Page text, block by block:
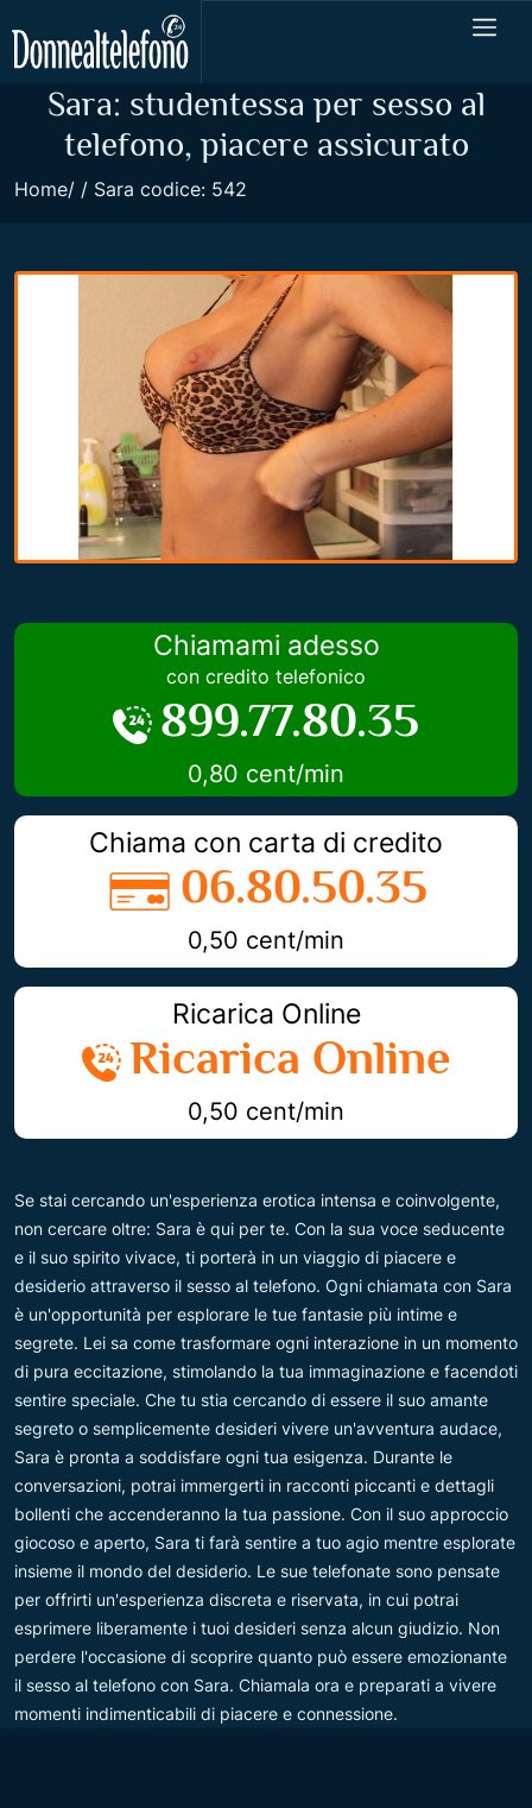
Sara: studentessa per sesso al
telefono, piacere assicurato
Home Sara codice: 542
Chiamami adesso
con credito telefonico
899.77.80.35
0,80 cent/min
Chiama con carta di credito
06.80.50.35
0,50 cent/min
Ricarica Online
Ricarica Online
0,50 cent/min
Se stai cercando un'esperienza erotica intensa e coinvolgente,
non cercare oltre: Sara è qui per te. Con la sua voce seducente
e il suo spirito vivace, ti porterà in un viaggio di piacere e
desiderio attraverso il sesso al telefono. Ogni chiamata con Sara
è un'opportunità per esplorare le tue fantasie più intime e
segrete. Lei sa come trasformare ogni interazione in un momento
di pura eccitazione, stimolando la tua immaginazione e facendoti
sentire speciale. Che tu stia cercando di essere il suo amante
segreto o semplicemente desideri vivere un'avventura audace,
Sara è pronta a soddisfare ogni tua esigenza. Durante le
conversazioni, potrai immergerti in racconti piccanti e dettagli
bollenti che accenderanno la tua passione. Con il suo approccio
giocoso e aperto, Sara ti farà sentire a tuo agio mentre esplorate
insieme il mondo del desiderio. Le sue telefonate sono pensate
per offrirti un'esperienza discreta e riservata, in cui potrai
esprimere liberamente i tuoi desideri senza alcun giudizio. Non
perdere l'occasione di scoprire quanto può essere emozionante
il sesso al telefono con Sara. Chiamala ora e preparati a vivere
momenti indimenticabili di piacere e connessione.